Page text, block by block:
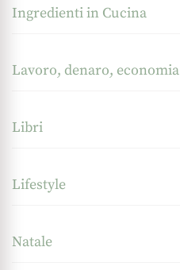
Ingredienti in Cucina
Lavoro, denaro, economia
Libri
Lifestyle
Natale